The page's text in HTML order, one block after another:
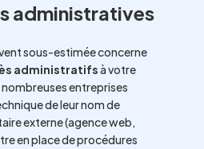
administratives
sous-estimée concerne
administratifsà votre
entreprises
de leur nom de
externe (agence web,
en place de procédures